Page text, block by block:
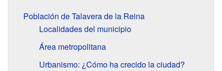
Población de Talavera de la Reina
Localidades del municipio
Área metropolitana
Urbanismo: ¿Cómo ha crecido la ciudad?